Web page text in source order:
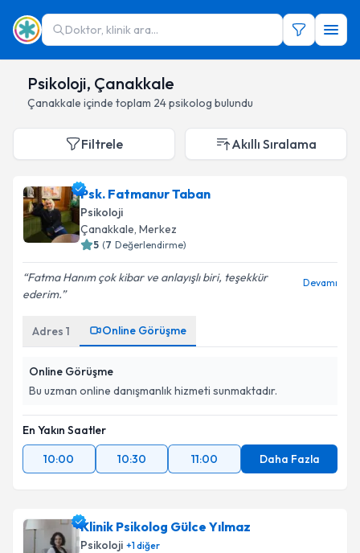
Doktor, klinik ara...
Psikoloji, Çanakkale
Çanakkale içinde toplam 24psikolog bulundu
Filtrele Akıllı Sıralama
Psk. Fatmanur Taban
Psikoloji
Çanakkale, Merkez
5 (7 Değerlendirme)
Fatma Hanım çok kibar ve anlayışlı biri, teşekkür
ederim.
Devamı
Adres 1 Online Görüşme
Online Görüşme
Bu uzman online danışmanlık hizmeti sunmaktadır.
En Yakın Saatler
10:00
10:30 11:00 Daha Fazla
Klinik Psikolog Gülce Yılmaz
Psikoloji +1diğer